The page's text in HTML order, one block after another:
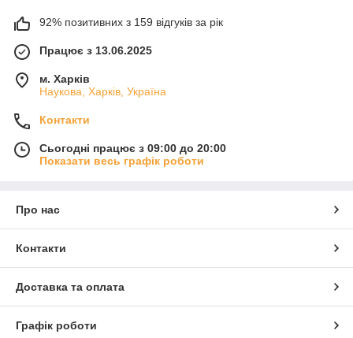
92% позитивних з 159 відгуків за рік
Працює з 13.06.2025
м. Харків
Наукова, Харків, Україна
Контакти
Сьогодні працює з 09:00 до 20:00
Показати весь графік роботи
Про нас
Контакти
Доставка та оплата
Графік роботи